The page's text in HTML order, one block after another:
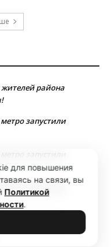
района
запустили
запустили
запустили
запустили
для повышения
на связи, вы
Политикой
.